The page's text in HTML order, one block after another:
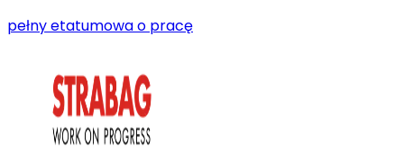
pełny etatumowa o pracę